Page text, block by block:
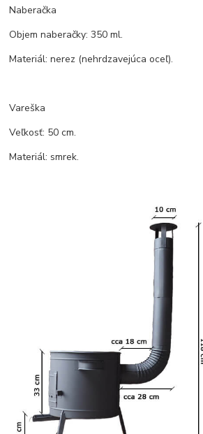
Naberačka
Objem naberačky: 350 ml.
Materiál: nerez (nehrdzavejúca oceľ).
Vareška
Veľkosť: 50 cm.
Materiál: smrek.